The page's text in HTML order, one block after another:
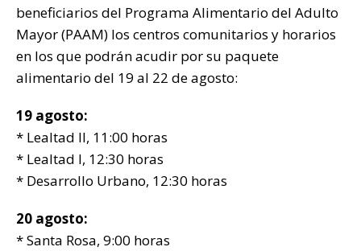
k
beneficiarios del Programa Alimentario del Adulto
Mayor (PAAM) los centros comunitarios y horarios
en los que podrán acudir por su paquete
alimentario del 19 al 22 de agosto:
19 agosto:
* Lealtad II, 11:00 horas
* Lealtad I, 12:30 horas
* Desarrollo Urbano, 12:30 horas
20 agosto:
* Santa Rosa, 9:00 horas